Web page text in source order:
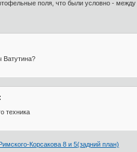
поля, что были условно - между
Ватутина?
техника
Корсакова 8 и 5(задний план)